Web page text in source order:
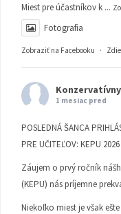
Miest pre účastníkov k ...
Fotografia
Zobraziť na Facebooku ·
1 mesiac pred
POSLEDNÁ ŠANCA
PRE UČITEĽOV: KEPU 2026
Záujem o prvý ročník
(KEPU) nás príjemne
Niekoľko miest je však